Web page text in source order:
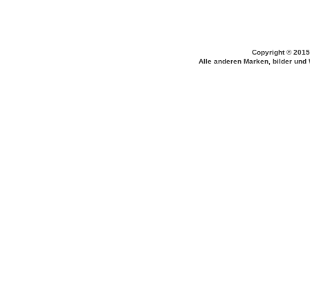
Copyright ©
Alle anderen Marken, bilder und